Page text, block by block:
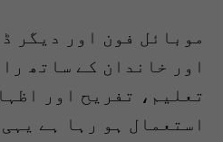
موبائل فون اور دیگر
اور خاندان کے ساتھ
تعلیم، تفریح اور
استعمال ہو رہا ہے